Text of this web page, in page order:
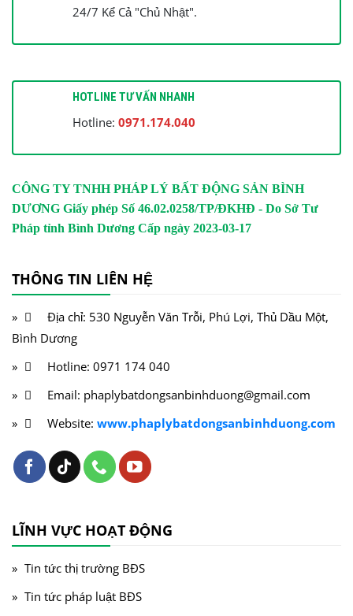
24/7 Kể Cả "Chủ Nhật".
HOTLINE TƯ VẤN NHANH
Hotline: 0971.174.040
CÔNG TY TNHH PHÁP LÝ BẤT ĐỘNG SẢN BÌNH
DƯƠNG Giấy phép Số 46.02.0258/TP/ĐKHĐ - Do Sở Tư
Pháp tỉnh Bình Dương Cấp ngày 2023-03-17
THÔNG TIN LIÊN HỆ
Địa chỉ: 530 Nguyễn Văn Trỗi, Phú Lợi, Thủ Dầu Một,
Bình Dương
Hotline: 0971 174 040
Email: phaplybatdongsanbinhduong@gmail.com
Website: www.phaplybatdongsanbinhduong.com
LĨNH VỰC HOẠT ĐỘNG
Tin tức thị trường BĐS
Tin tức pháp luật BĐS